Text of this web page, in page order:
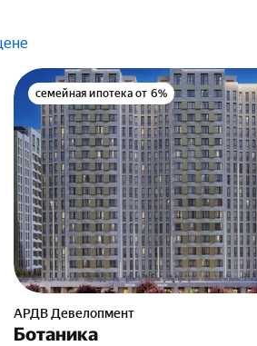
семейная ипотека от 6%
АРДВ Девелопмент
Ботаника